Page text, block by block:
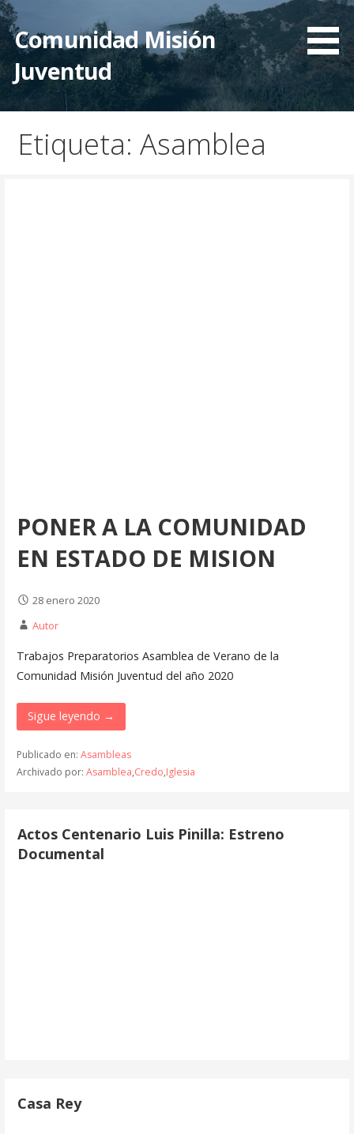
Saltar
al
contenido
Comunidad Misión
Juventud
Etiqueta: Asamblea
PONER A LA COMUNIDAD
EN ESTADO DE MISION
28 enero 2020
Autor
Trabajos Preparatorios Asamblea de Verano de la
Comunidad Misión Juventud del año 2020
Sigue leyendo →
Publicado en: Asambleas
Archivado por: Asamblea,Credo,Iglesia
Actos Centenario Luis Pinilla: Estreno
Documental
Casa Rey